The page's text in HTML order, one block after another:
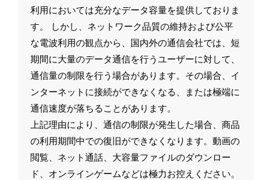
利用においては充分なデータ容量を提供しておりま
す。 しかし、ネットワーク品質の維持および公平
な電波利用の観点から、国内外の通信会社では、短
期間に大量のデータ通信を行うユーザーに対して、
通信量の制限を行う場合があります。その場合、イ
ンターネットに接続ができなくなる、または極端に
通信速度が落ちることがあります。
上記理由により、通信の制限が発生した場合、商品
の利用期間中での復旧ができなくなります。動画の
閲覧、ネット通話、大容量ファイルのダウンロー
ド、オンラインゲームなどは極力お控えください。